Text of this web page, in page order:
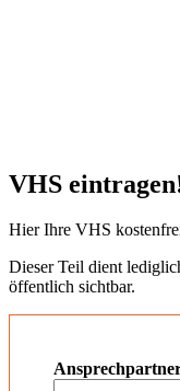
VHS
Hier Ihre VHS
Dieser Teil dient
öffentlich sichtbar.